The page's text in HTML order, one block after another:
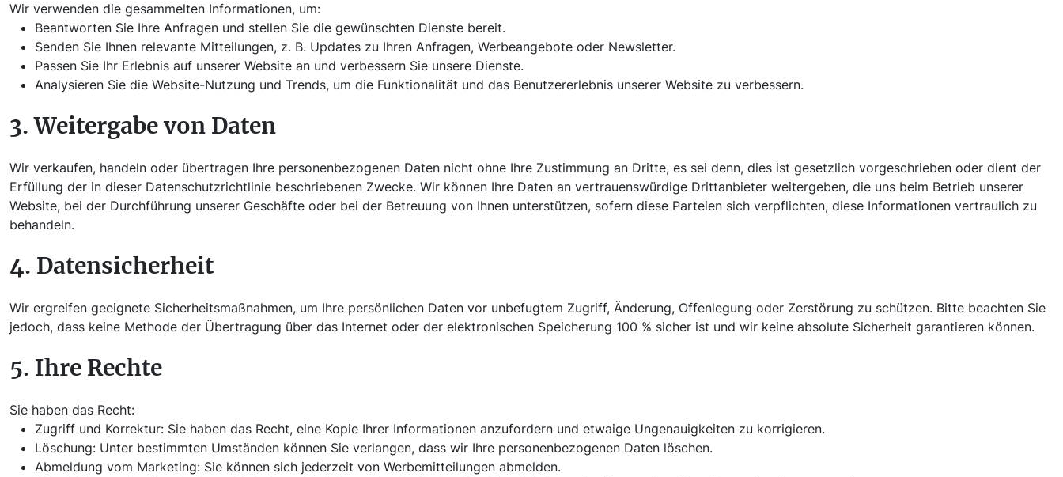
Wir verwenden die gesammelten Informationen, um:
Beantworten Sie Ihre Anfragen und stellen Sie die gewünschten Dienste bereit.
Senden Sie Ihnen relevante Mitteilungen, z. B. Updates zu Ihren Anfragen, Werbeangebote oder Newsletter.
Passen Sie Ihr Erlebnis auf unserer Website an und verbessern Sie unsere Dienste.
Analysieren Sie die Website-Nutzung und Trends, um die Funktionalität und das Benutzererlebnis unserer Website zu verbessern.
3. Weitergabe von Daten
Wir verkaufen, handeln oder übertragen Ihre personenbezogenen Daten nicht ohne Ihre Zustimmung an Dritte, es sei denn, dies ist gesetzlich vorgeschrieben oder dient der
Erfüllung der in dieser Datenschutzrichtlinie beschriebenen Zwecke. Wir können Ihre Daten an vertrauenswürdige Drittanbieter weitergeben, die uns beim Betrieb unserer
Website, bei der Durchführung unserer Geschäfte oder bei der Betreuung von Ihnen unterstützen, sofern diese Parteien sich verpflichten, diese Informationen vertraulich zu
behandeln.
4. Datensicherheit
Wir ergreifen geeignete Sicherheitsmaßnahmen, um Ihre persönlichen Daten vor unbefugtem Zugriff, Änderung, Offenlegung oder Zerstörung zu schützen. Bitte beachten Sie
jedoch, dass keine Methode der Übertragung über das Internet oder der elektronischen Speicherung 100 % sicher ist und wir keine absolute Sicherheit garantieren können.
5. Ihre Rechte
Sie haben das Recht:
Zugriff und Korrektur: Sie haben das Recht, eine Kopie Ihrer Informationen anzufordern und etwaige Ungenauigkeiten zu korrigieren.
Löschung: Unter bestimmten Umständen können Sie verlangen, dass wir Ihre personenbezogenen Daten löschen.
Abmeldung vom Marketing: Sie können sich jederzeit von Werbemitteilungen abmelden.